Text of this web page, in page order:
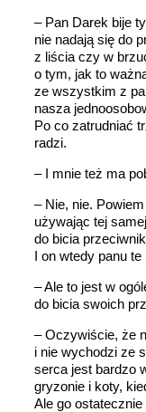
– Pan Darek bije
nie nadają się do
z liścia czy w
o tym, jak to
ze wszystkim z
nasza
Po co zatrudniać
radzi.
– I mnie też ma
– Nie, nie.
używając tej
do bicia
I on wtedy panu
– Ale to jest w
do bicia swoich
– Oczywiście, że
i nie wychodzi ze
serca jest bardzo
gryzonie i koty,
Ale go ostatecznie